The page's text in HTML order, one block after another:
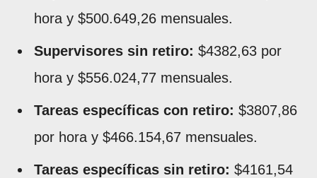
hora y $500.649,26 mensuales.
Supervisores sin retiro: $4382,63 por
hora y $556.024,77 mensuales.
Tareas específicas con retiro: $3807,86
por hora y $466.154,67 mensuales.
Tareas específicas sin retiro: $4161,54